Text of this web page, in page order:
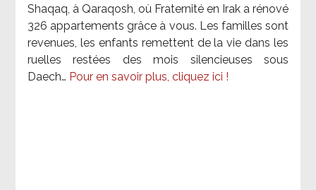
Shaqaq, à Qaraqosh, où Fraternité en Irak a rénové
326 appartements grâce à vous. Les familles sont
revenues, les enfants remettent de la vie dans les
ruelles restées des mois silencieuses sous
Daech… Pour en savoir plus, cliquez ici !